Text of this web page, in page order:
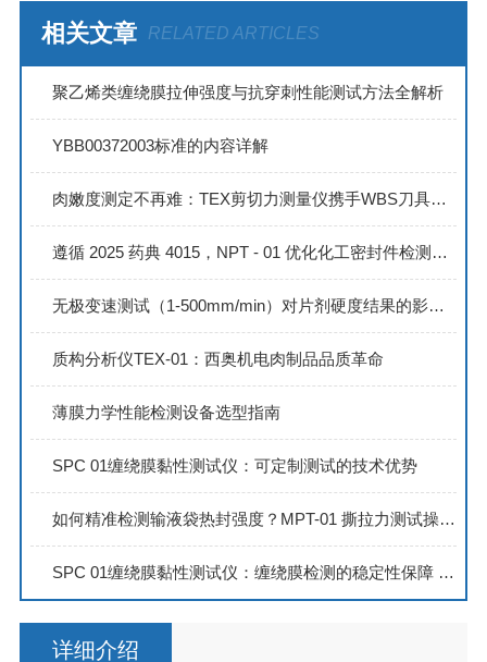
相关文章 RELATED ARTICLES
聚乙烯类缠绕膜拉伸强度与抗穿刺性能测试方法全解析
YBB00372003标准的内容详解
肉嫩度测定不再难：TEX剪切力测量仪携手WBS刀具，打造高效精准的测定方案！
遵循 2025 药典 4015，NPT - 01 优化化工密封件检测流程
无极变速测试（1-500mm/min）对片剂硬度结果的影响分析
质构分析仪TEX-01：西奥机电肉制品品质革命
薄膜力学性能检测设备选型指南
SPC 01缠绕膜黏性测试仪：可定制测试的技术优势
如何精准检测输液袋热封强度？MPT-01 撕拉力测试操作指南
SPC 01缠绕膜黏性测试仪：缠绕膜检测的稳定性保障 技术人员关注
详细介绍